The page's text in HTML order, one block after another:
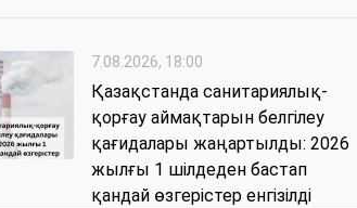
7.08.2026, 18:00
Қазақстанда санитариялық-
қорғау аймақтарын белгілеу
қағидалары жаңартылды: 2026
жылғы 1 шілдеден бастап
қандай өзгерістер енгізілді